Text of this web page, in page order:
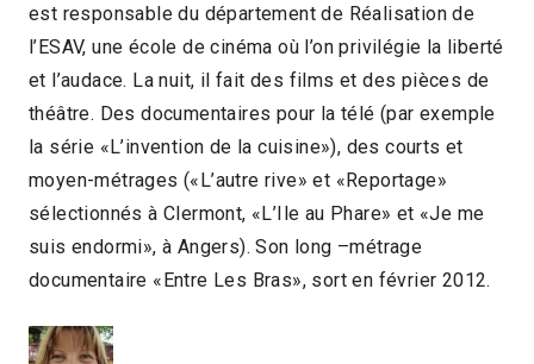
est responsable du département de Réalisation de
l’ESAV, une école de cinéma où l’on privilégie la liberté
et l’audace. La nuit, il fait des films et des pièces de
théâtre. Des documentaires pour la télé (par exemple
la série «L’invention de la cuisine»), des courts et
moyen-métrages («L’autre rive» et «Reportage»
sélectionnés à Clermont, «L’Ile au Phare» et «Je me
suis endormi», à Angers). Son long –métrage
documentaire «Entre Les Bras», sort en février 2012.